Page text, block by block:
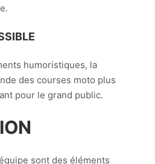
humoristiques, la
des courses moto plus
pour le grand public.
sont des éléments